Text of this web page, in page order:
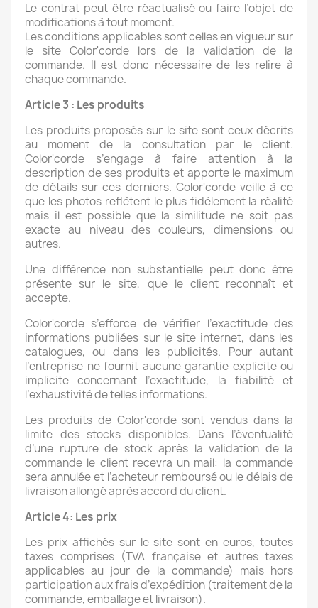
Le contrat peut être réactualisé ou faire l’objet de
modifications à tout moment.
Les conditions applicables sont celles en vigueur sur
le site Color'corde lors de la validation de la
commande. Il est donc nécessaire de les relire à
chaque commande.
Article 3 : Les produits
Les produits proposés sur le site sont ceux décrits
au moment de la consultation par le client.
Color'corde s’engage à faire attention à la
description de ses produits et apporte le maximum
de détails sur ces derniers. Color'corde veille à ce
que les photos reflètent le plus fidèlement la réalité
mais il est possible que la similitude ne soit pas
exacte au niveau des couleurs, dimensions ou
autres.
Une différence non substantielle peut donc être
présente sur le site, que le client reconnaît et
accepte.
Color'corde s’efforce de vérifier l’exactitude des
informations publiées sur le site internet, dans les
catalogues, ou dans les publicités. Pour autant
l’entreprise ne fournit aucune garantie explicite ou
implicite concernant l’exactitude, la fiabilité et
l’exhaustivité de telles informations.
Les produits de Color'corde sont vendus dans la
limite des stocks disponibles. Dans l’éventualité
d’une rupture de stock après la validation de la
commande le client recevra un mail: la commande
sera annulée et l’acheteur remboursé ou le délais de
livraison allongé après accord du client.
Article 4: Les prix
Les prix affichés sur le site sont en euros, toutes
taxes comprises (TVA française et autres taxes
applicables au jour de la commande) mais hors
participation aux frais d’expédition (traitement de la
commande, emballage et livraison).